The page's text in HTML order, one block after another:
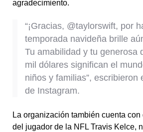
agradecimiento.
“¡Gracias, @taylorswift, por
temporada navideña brille
Tu amabilidad y tu generosa
mil dólares significan el
niños y familias”, escribieron
de Instagram.
La organización también cuenta con
del jugador de la NFL Travis Kelce,